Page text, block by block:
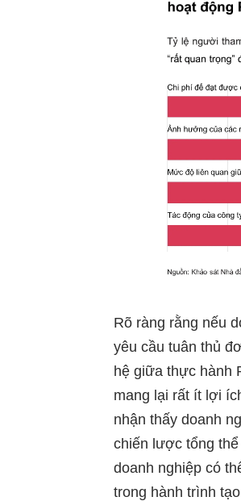
Rõ ràng rằng nếu
yêu cầu tuân thủ
hệ giữa thực hành
mang lại rất ít lợi
nhận thấy doanh
chiến lược tổng
doanh nghiệp có
trong hành trình